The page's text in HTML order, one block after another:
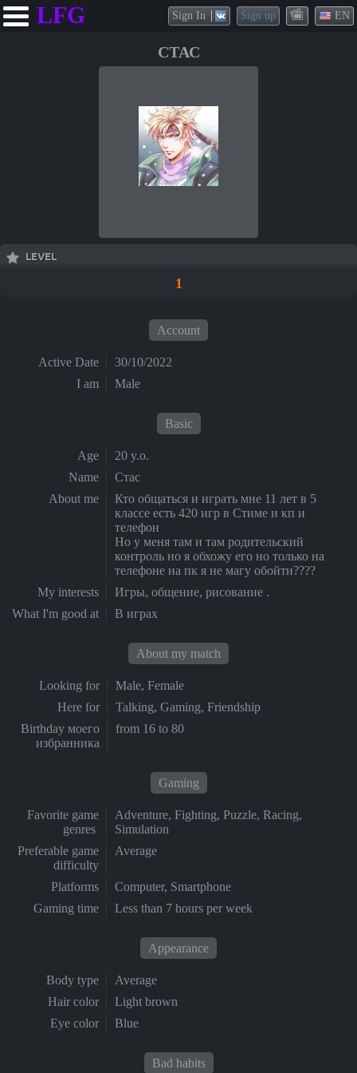
LFG Sign In Sign up EN
СТАС
LEVEL
1
Account
Active Date
30/10/2022
I am
Male
Basic
Age
20 y.o.
Name
Стас
About me
Кто общаться и играть мне 11 лет в 5
классе есть 420 игр в Стиме и кп и
телефон
Но у меня там и там родительский
контроль но я обхожу его но только на
телефоне на пк я не магу обойти????
My interests
Игры, общение, рисование .
What I'm good at
В играх
About my match
Looking for
Male, Female
Here for
Talking, Gaming, Friendship
Birthday моего
избранника
from 16 to 80
Gaming
Favorite game
genres
Adventure, Fighting, Puzzle, Racing,
Simulation
Preferable game
difficulty
Average
Platforms
Computer, Smartphone
Gaming time
Less than 7 hours per week
Appearance
Body type
Average
Hair color
Light brown
Eye color
Blue
Bad habits